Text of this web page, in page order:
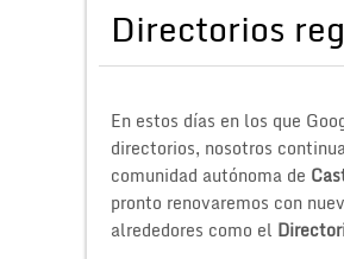
Directorios
En estos días en los que
directorios, nosotros
comunidad autónoma de
pronto renovaremos con
alrededores como el